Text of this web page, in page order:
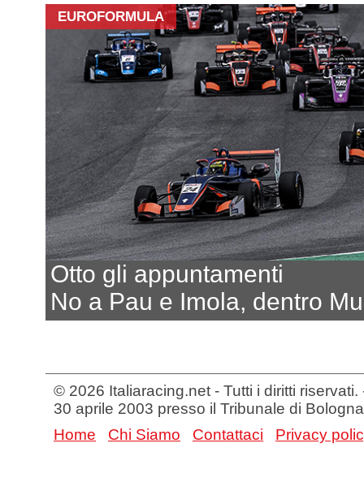
EUROFORMULA
Otto gli appuntamenti
No a Pau e Imola, dentro
© 2026 Italiaracing.net - Tutti i diritti
30 aprile 2003 presso il Tribunale di Bologna
Home
Chi Siamo Contattaci Privacy